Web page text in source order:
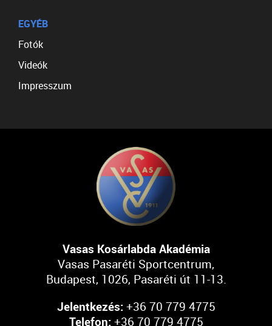
EGYÉB
Fotók
Videók
Impresszum
Vasas Kosárlabda Akadémia
Vasas Pasaréti Sportcentrum,
Budapest, 1026, Pasaréti út 11-13.
Jelentkezés: +36 70 779 4775
Telefon: +36 70 779 4775